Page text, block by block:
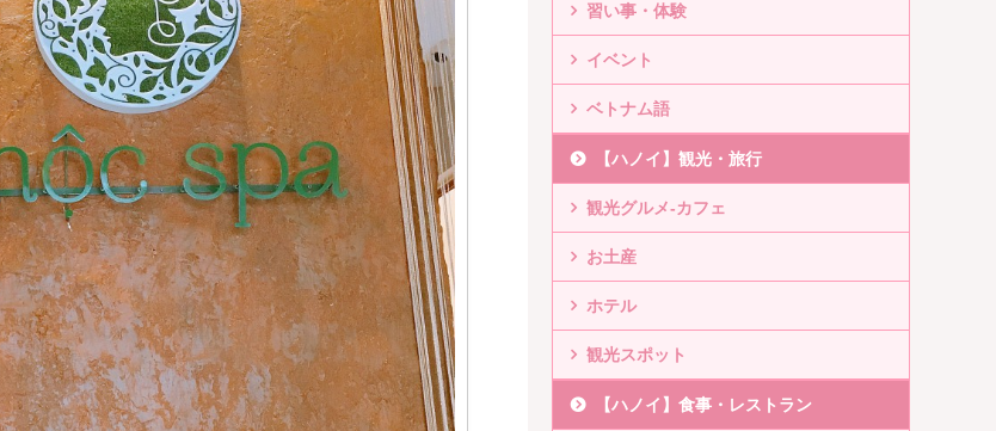
習い事・体験
イベント
ベトナム語
【ハノイ】観光・旅行
観光グルメ-カフェ
お土産
ホテル
観光スポット
【ハノイ】食事・レストラン